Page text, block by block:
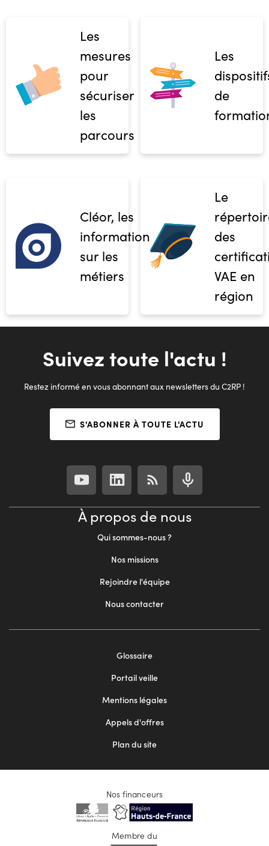
Les
mesures
pour
sécuriser
les
parcours
Les
de
Cléor, les
informations
sur les
métiers
Le
des
VAE en
région
Suivez toute l'actu !
Restez informé en vous abonnant aux newsletters du C2RP !
S'ABONNER À TOUTE L'ACTU
À propos de nous
Qui sommes-nous ?
Nos missions
Rejoindre l'équipe
Nous contacter
Glossaire
Portail veille
Mentions légales
Appels d'offres
Plan du site
Nos financeurs
Membre du